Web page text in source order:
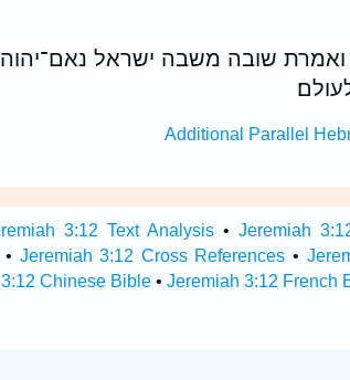
שובה משבה ישראל נאם־יהוה
Additional Parallel
3:12 Text Analysis•Jeremiah
• Jeremiah 3:12 Cross References •
Chinese Bible• Jeremiah 3:12 French